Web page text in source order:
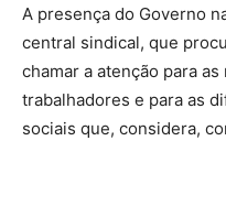
A presença do Governo
central sindical, que
chamar a atenção para
trabalhadores e para as
sociais que, considera,